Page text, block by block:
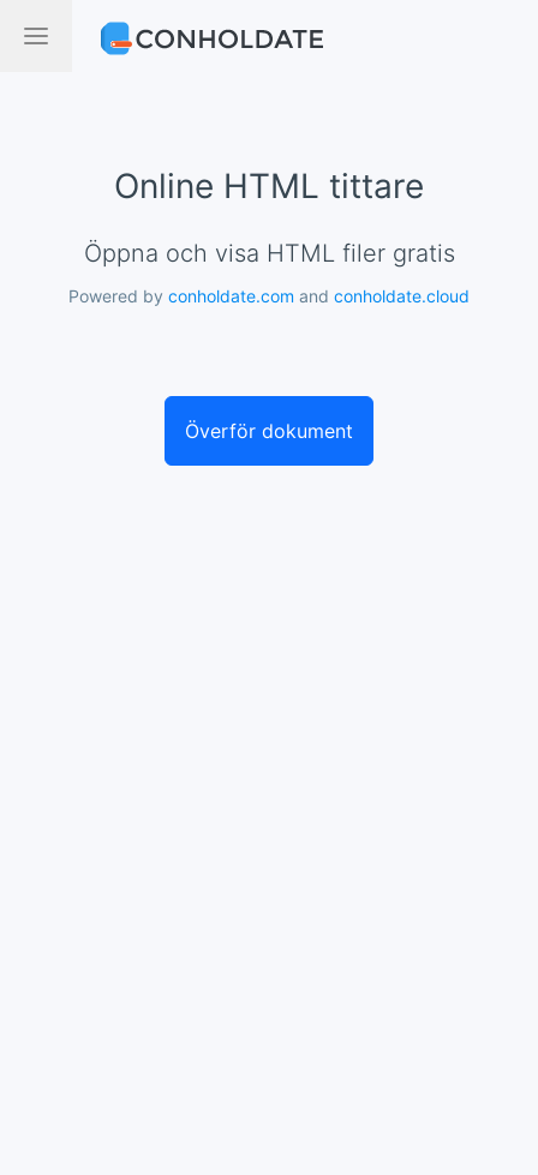
Online HTML tittare
Öppna och visa HTML filer gratis
Powered by conholdate.com and conholdate.cloud
Överför dokument